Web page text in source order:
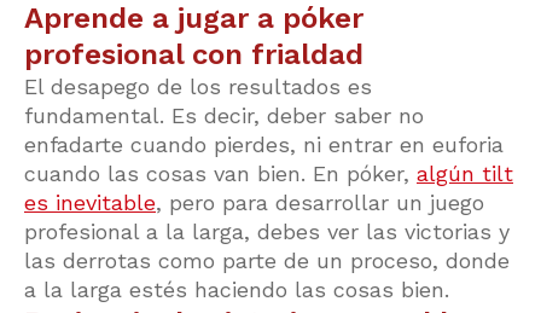
Aprende a jugar a póker
profesional con frialdad
El desapego de los resultados es
fundamental. Es decir, deber saber no
enfadarte cuando pierdes, ni entrar en euforia
cuando las cosas van bien. En póker, algún tilt
es inevitable, pero para desarrollar un juego
profesional a la larga, debes ver las victorias y
las derrotas como parte de un proceso, donde
a la larga estés haciendo las cosas bien.